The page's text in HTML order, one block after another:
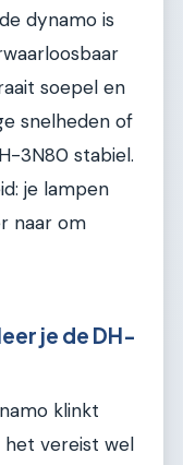
dynamo is
soepel en
snelheden of
3N80 stabiel.
je lampen
naar om
je de DH-
klinkt
het vereist wel